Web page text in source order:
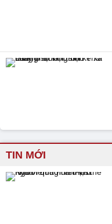
TIN MỚI